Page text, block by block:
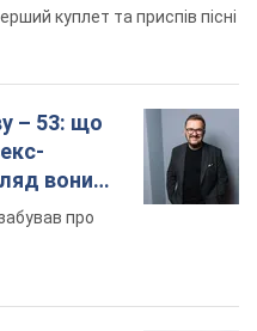
куплет та приспів пісні
– 53: що
вони
про